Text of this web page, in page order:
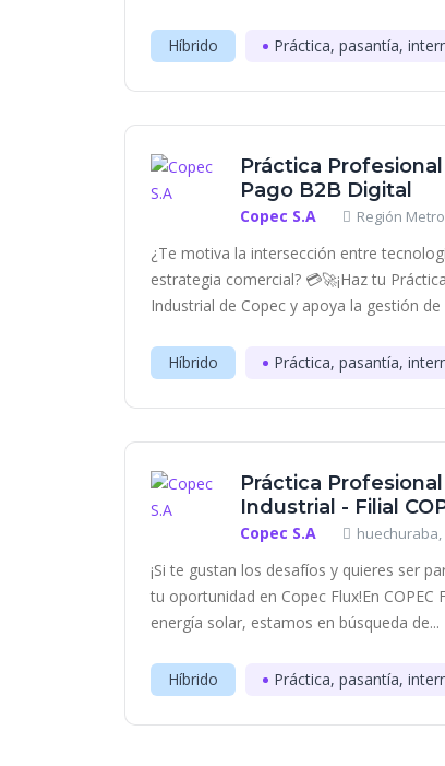
Híbrido Práctica, pasantía,
Práctica
Pago B2B Digital
Copec S.A Región
¿Te motiva la intersección entre
estrategia comercial? 💳🚀¡Haz tu
Industrial de Copec y apoya la gestión de
Híbrido Práctica, pasantía,
Práctica
Industrial - Filial
Copec S.A huechuraba,
¡Si te gustan los desafíos y quieres ser
tu oportunidad en Copec Flux!En
energía solar, estamos en búsqueda de...
Híbrido Práctica, pasantía,